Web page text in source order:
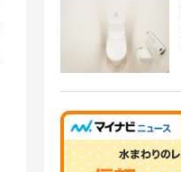
クチコミ
4
（123件）